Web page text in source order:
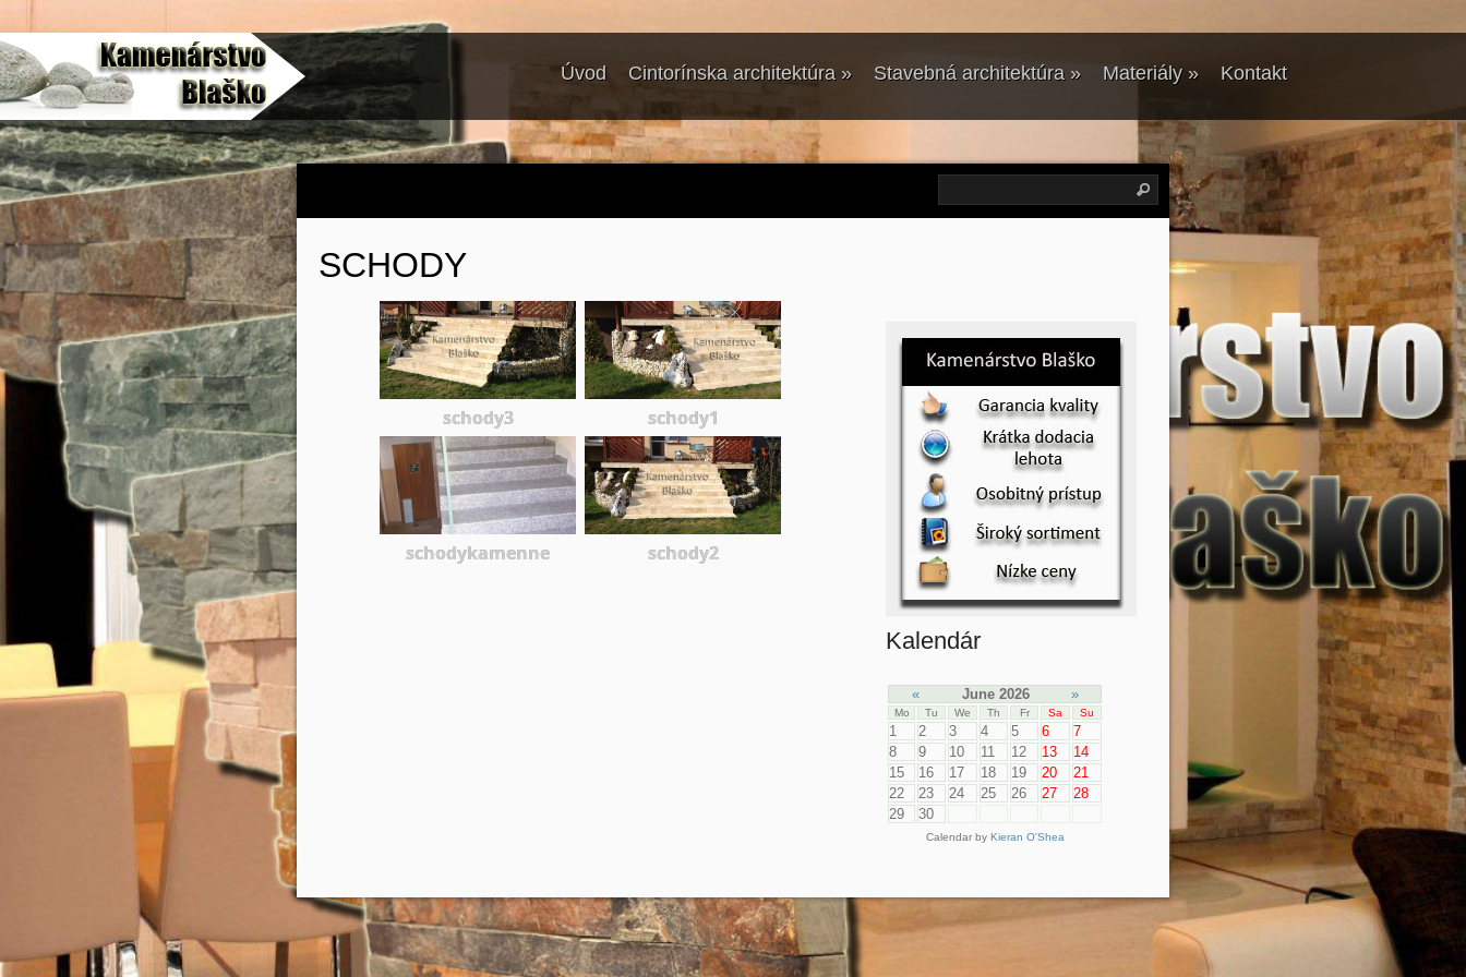
Úvod Cintorínska architektúra » Stavebná architektúra » Materiály» Kontakt
SCHODY
schody3 schody1
schodykamenne schody2
Kalendár
« June 2026 »
Mo Tu We Th Fr Sa Su
1 2 3 4 5 6
7
8
9 10 11 12 13
14
15
16 17 18 19 20
21
22
23 24 25 26 27
28
29
30
Calendar by Kieran O'Shea